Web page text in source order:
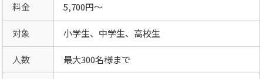
料金 5,700円～
対象 小学生、中学生、高校生
人数 最大300名様まで